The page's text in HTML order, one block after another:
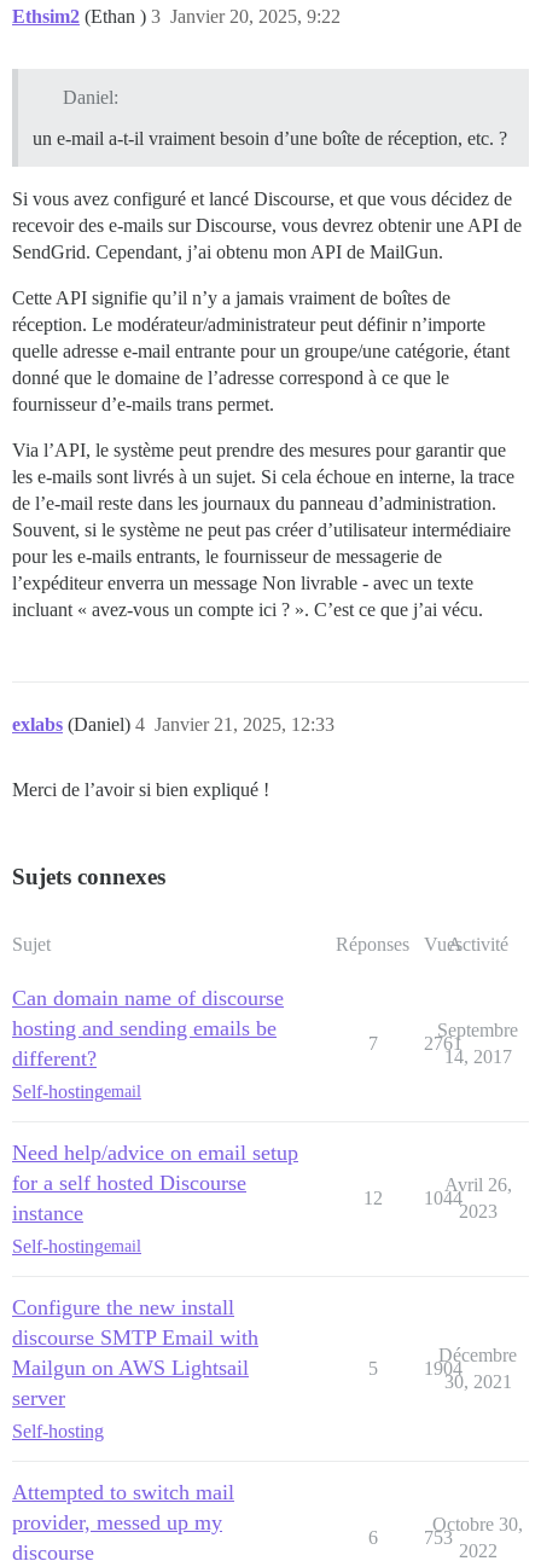
Ethsim2 (Ethan ) Janvier 20, 2025, 9:22
3
Daniel:
un e-mail a-t-il vraiment besoin d’une boîte de réception, etc. ?
Si vous avez configuré et lancé Discourse, et que vous décidez de
recevoir des e-mails sur Discourse, vous devrez obtenir une API de
SendGrid. Cependant, j’ai obtenu mon API de MailGun.
Cette API signifie qu’il n’y a jamais vraiment de boîtes de
réception. Le modérateur/administrateur peut définir n’importe
quelle adresse e-mail entrante pour un groupe/une catégorie, étant
donné que le domaine de l’adresse correspond à ce que le
fournisseur d’e-mails trans permet.
Via l’API, le système peut prendre des mesures pour garantir que
les e-mails sont livrés à un sujet. Si cela échoue en interne, la trace
de l’e-mail reste dans les journaux du panneau d’administration.
Souvent, si le système ne peut pas créer d’utilisateur intermédiaire
pour les e-mails entrants, le fournisseur de messagerie de
l’expéditeur enverra un message Non livrable - avec un texte
incluant « avez-vous un compte ici ? ». C’est ce que j’ai vécu.
exlabs (Daniel) Janvier 21, 2025, 12:33
4
Merci de l’avoir si bien expliqué !
Sujets connexes
Sujet Réponses VuesActivité
Can domain name of discourse
hosting and sending emails be
different?
Self-hostingemail
7 2761
Septembre
14, 2017
Need help/advice on email setup
for a self hosted Discourse
instance
Self-hostingemail
12 1044
Avril 26,
2023
Configure the new install
discourse SMTP Email with
Mailgun on AWS Lightsail
server
Self-hosting
5 1904
Décembre
30, 2021
Attempted to switch mail
provider, messed up my
discourse
6 753
Octobre 30,
2022